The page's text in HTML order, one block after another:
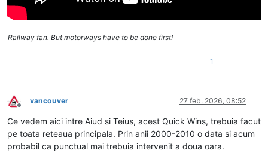
Railway fan. But motorways have to be done first!
1
Deconectat
vancouver 27 feb. 2026, 08:52
Ce vedem aici intre Aiud si Teius, acest Quick Wins, trebuia facut
pe toata reteaua principala. Prin anii 2000-2010 o data si acum
probabil ca punctual mai trebuia intervenit a doua oara.